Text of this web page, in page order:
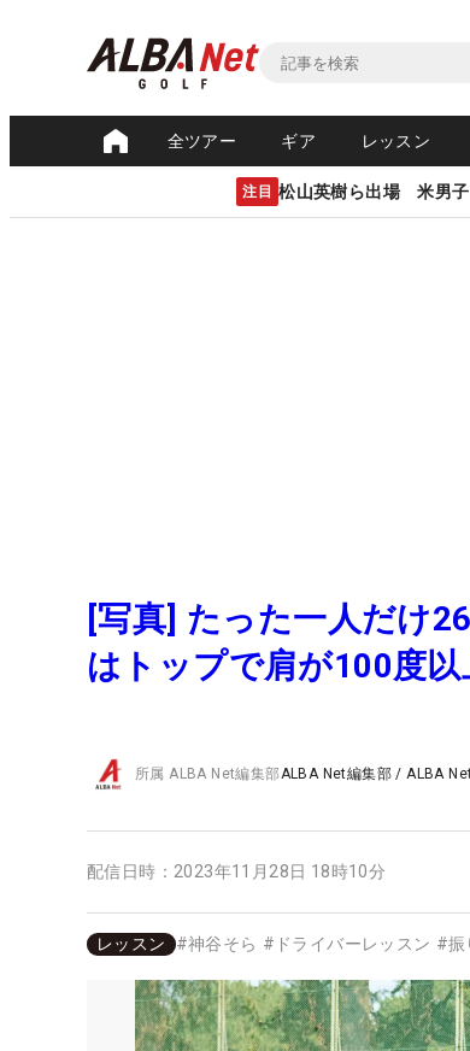
全ツアー ギア レッスン
注目 松山英樹ら出場 米男子
[写真] たった一人だけ
はトップで肩が100度以
所属ALBA Net編集部ALBA Net編集部 /ALBA
配信日時： 2023年11月28日 18時10分
レッスン #神谷そら # ドライバーレッスン #振